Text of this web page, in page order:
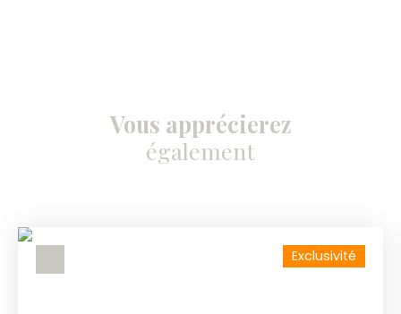
Vous apprécierez
également
Exclusivité